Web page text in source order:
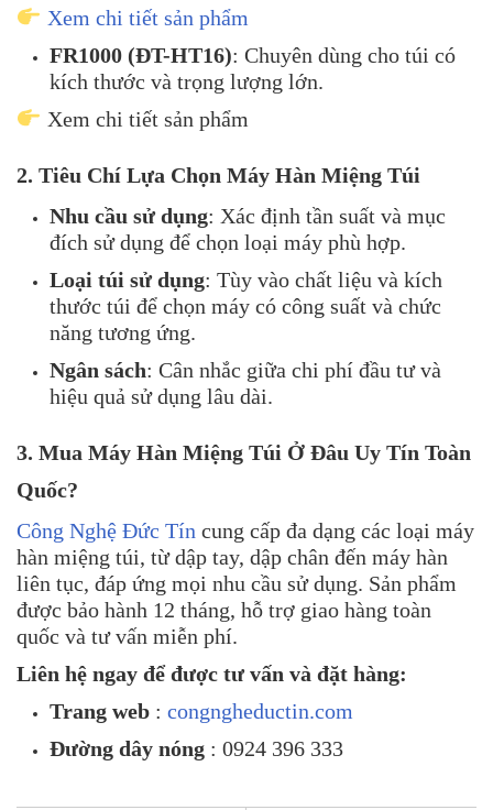
Xem chi tiết sản phẩm
FR1000 (ĐT-HT16): Chuyên dùng cho túi có
kích thước và trọng lượng lớn.
Xem chi tiết sản phẩm
2. Tiêu Chí Lựa Chọn Máy Hàn Miệng Túi
Nhu cầu sử dụng: Xác định tần suất và mục
đích sử dụng để chọn loại máy phù hợp.
Loại túi sử dụng: Tùy vào chất liệu và kích
thước túi để chọn máy có công suất và chức
năng tương ứng.
Ngân sách: Cân nhắc giữa chi phí đầu tư và
hiệu quả sử dụng lâu dài.
3. Mua Máy Hàn Miệng Túi Ở Đâu Uy Tín Toàn
Quốc?
Công Nghệ Đức Tín cung cấp đa dạng các loại máy
hàn miệng túi, từ dập tay, dập chân đến máy hàn
liên tục, đáp ứng mọi nhu cầu sử dụng. Sản phẩm
được bảo hành 12 tháng, hỗ trợ giao hàng toàn
quốc và tư vấn miễn phí.
Liên hệ ngay để được tư vấn và đặt hàng:
Trang web : congngheductin.com
Đường dây nóng : 0924 396 333